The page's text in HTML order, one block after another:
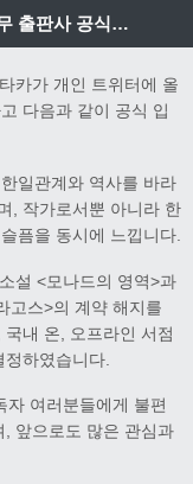
쓰쓰이 야스타카 망언에 관한 은행나무 출판사 공식입장
카가 개인 트위터에 올
다음과 같이 공식 입
일관계와 역사를 바라
, 작가로서뿐 아니라 한
픔을 동시에 느낍니다.
설 <모나드의 영역>과
고스>의 계약 해지를
내 온, 오프라인 서점
하였습니다.
자 여러분들에게 불편
앞으로도 많은 관심과